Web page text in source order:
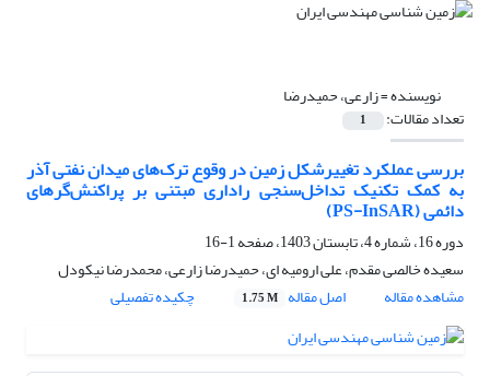
نویسنده =زارعی، حمیدرضا
تعداد مقالات: 1
بررسی عملکرد تغییرشکل زمین در وقوع ترک‌های میدان نفتی آذر
به کمک تکنیک تداخل‌سنجی راداری مبتنی بر پراکنش‌گرهای
دائمی ‍‍‍‍‍(PS-InSAR)
دوره 16، شماره 4، تابستان 1403، صفحه
1-16
سعیده خالصی مقدم، علی ارومیه ای، حمیدرضا زارعی، محمدرضا نیکودل
مشاهده مقاله
اصل مقاله 1.75 M چکیده تفصیلی